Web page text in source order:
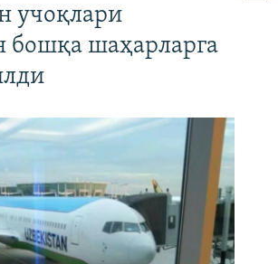
учоқлари
бошқа шаҳарларга